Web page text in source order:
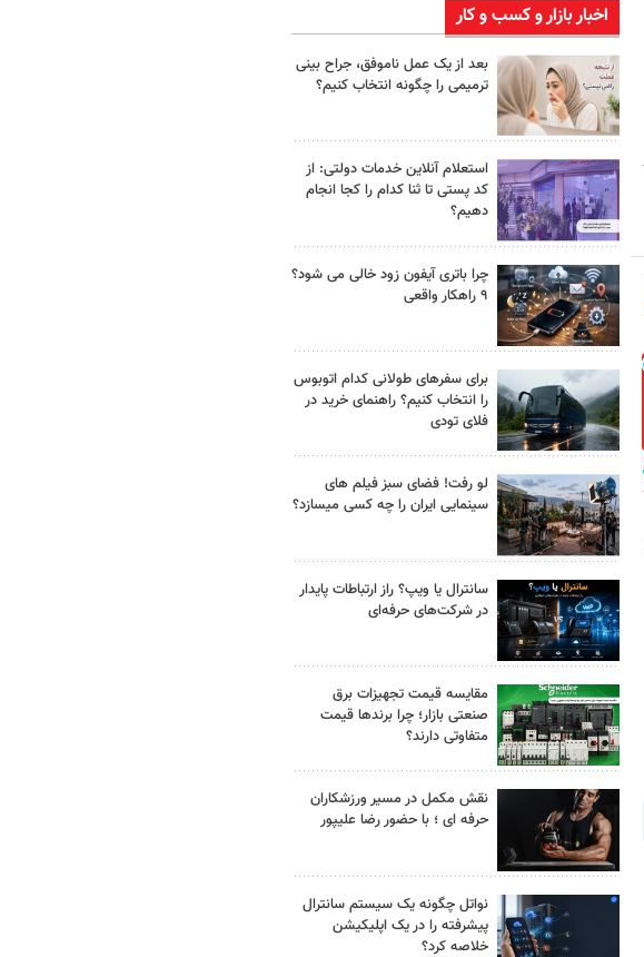
اخبار بازار و کسب و کار
بعد از یک عمل ناموفق، جراح بینی
ترمیمی را چگونه انتخاب کنیم؟
استعلام آنلاین خدمات دولتی: از
کد پستی تا ثنا کدام را کجا انجام
دهیم؟
چرا باتری آیفون زود خالی می شود؟
۹ راهکار واقعی
برای سفرهای طولانی کدام اتوبوس
را انتخاب کنیم؟ راهنمای خرید در
فلای تودی
لو رفت! فضای سبز فیلم های
سینمایی ایران را چه کسی میسازد؟
سانترال یا ویپ؟ راز ارتباطات پایدار
در شرکت‌های حرفه‌ای
مقایسه قیمت تجهیزات برق
صنعتی بازار؛ چرا برندها قیمت
متفاوتی دارند؟
نقش مکمل در مسیر ورزشکاران
حرفه ای ؛ با حضور رضا علیپور
نواتل چگونه یک سیستم سانترال
پیشرفته را در یک اپلیکیشن
خلاصه کرد؟